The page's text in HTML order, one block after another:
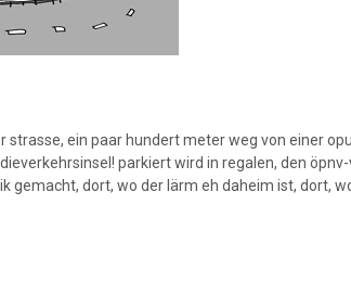
ein paar hundert meter weg von einer
parkiert wird in regalen, den
dort, wo der lärm eh daheim ist, dort,